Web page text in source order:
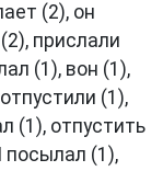
(2), он
прислали
(1), вон (1),
(1),
(1), отпустить
посылал (1),